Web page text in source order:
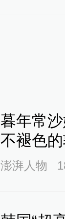
暮年常
不褪色
澎湃人物